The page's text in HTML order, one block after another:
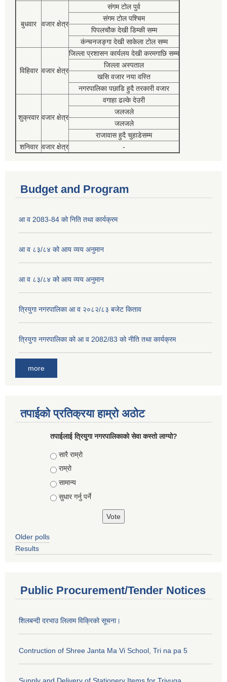
बुधवार वजार क्षेत्र
संगम टोल पुर्व
संगम टोल पश्चिम
पिपलचौक देखी डिम्की सम्म
कंन्चनजङ्गा देखी साकेला टोल सम्म
विहिवार वजार क्षेत्र
जिल्ला प्रशासन कार्यलय देखी करमगाछि सम्म
जिल्ला अस्पताल
खसि वजार नया वस्ति
नगरपालिका पछाडि हुदै तरकारी वजार
शुक्रवार वजार क्षेत्र
वगाहा ढल्के देउरी
जलजले
जलजले
राजावास हुदै चुहाडेसम्म
शनिवार वजार क्षेत्र -
Budget and Program
आ व 2083-84 को निति तथा कार्यक्रम
आ व ८३/८४ को आय व्यय अनुमान
आ व ८३/८४ को आय व्यय अनुमान
त्रियुगा नगरपालिका आ व २०८२/८३ बजेट किताव
त्रियुगा नगरपालिका को आ व 2082/83 को नीति तथा कार्यक्रम
more
तपाईको प्रतिक्रया हाम्रो अठोट
तपाईलाई त्रियुगा नगरपालिकाको सेवा कस्तो लाग्यो?
Choices
सारै राम्रो
राम्रो
सामान्य
सुधार गर्नु पर्ने
Older polls
Results
Public Procurement/Tender Notices
शिलबन्दी दरभाउ लिलाम विक्रिको सूचना।
Contruction of Shree Janta Ma Vi School, Tri na pa 5
Supply and Delivery of Stationery Items for Triyuga